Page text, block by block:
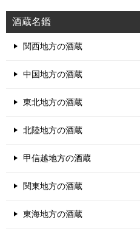
酒蔵名鑑
関西地方の酒蔵
中国地方の酒蔵
東北地方の酒蔵
北陸地方の酒蔵
甲信越地方の酒蔵
関東地方の酒蔵
東海地方の酒蔵